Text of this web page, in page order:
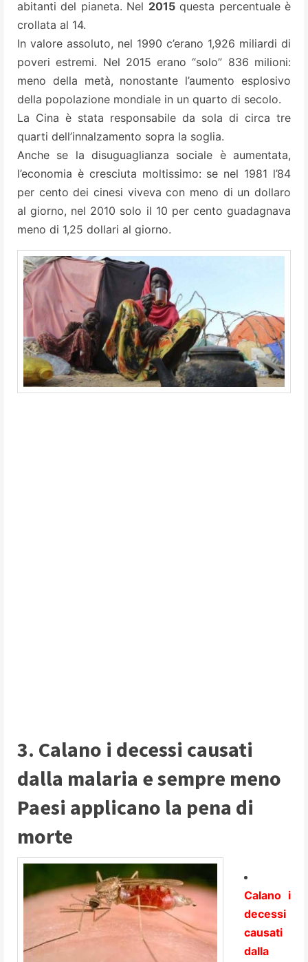
abitanti del pianeta. Nel 2015questa percentuale è
crollata al 14.
In valore assoluto, nel 1990 c’erano 1,926 miliardi di
poveri estremi. Nel 2015 erano “solo” 836 milioni:
meno della metà, nonostante l’aumento esplosivo
della popolazione mondiale in un quarto di secolo.
La Cina è stata responsabile da sola di circa tre
quarti dell’innalzamento sopra la soglia.
Anche se la disuguaglianza sociale è aumentata,
l’economia è cresciuta moltissimo: se nel 1981 l’84
per cento dei cinesi viveva con meno di un dollaro
al giorno, nel 2010 solo il 10 per cento guadagnava
meno di 1,25 dollari al giorno.
3. Calano i decessi causati
dalla malaria e sempre meno
Paesi applicano la pena di
morte
Calano i
decessi
causati
dalla